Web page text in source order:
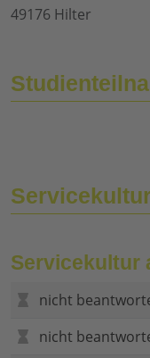
49176 Hilter
Servicekultur
nicht
nicht